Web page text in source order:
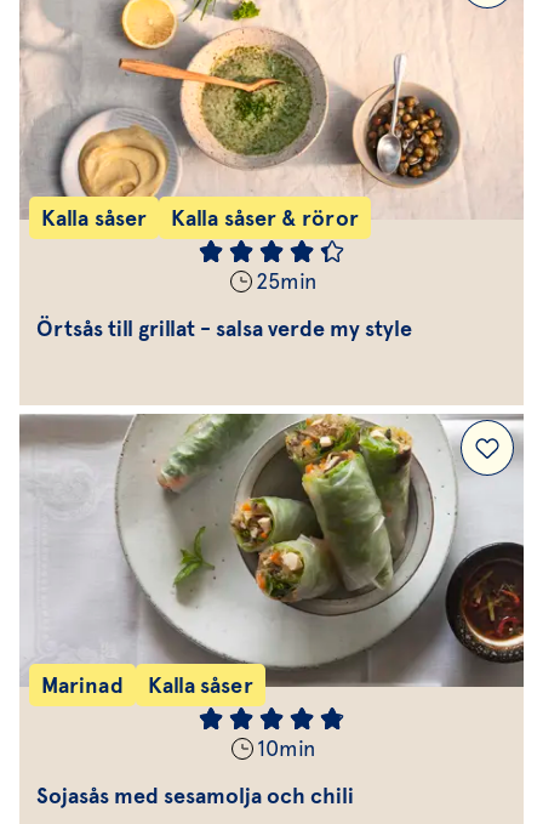
Kalla såser Kalla såser & röror
25min
Örtsås till grillat - salsa verde my style
Marinad Kalla såser
10min
Sojasås med sesamolja och chili